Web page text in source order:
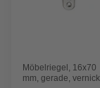
Möbelriegel, 16x70
mm, gerade,